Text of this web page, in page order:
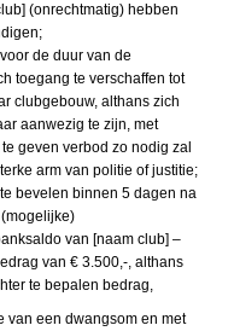
(onrechtmatig) hebben
de duur van de
toegang te verschaffen tot
clubgebouw, althans zich
aanwezig te zijn, met
geven verbod zo nodig zal
arm van politie of justitie;
bevelen binnen 5 dagen na
van [naam club] –
van € 3.500,-, althans
te bepalen bedrag,
van een dwangsom en met